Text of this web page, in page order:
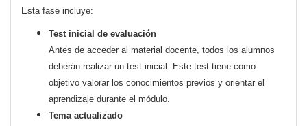
Esta fase incluye:
Test inicial de evaluación
Antes de acceder al material docente, todos los alumnos
deberán realizar un test inicial. Este test tiene como
objetivo valorar los conocimientos previos y orientar el
aprendizaje durante el módulo.
Tema actualizado